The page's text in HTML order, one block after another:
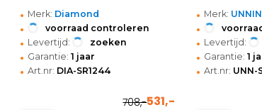
• Merk: Diamond
• voorraad controleren
• Levertijd: zoeken
• Garantie: 1 jaar
• Art.nr: DIA-SR1244
708,-531,-
• Merk:
•
• Levertijd:
• Garantie: 1
• Art.nr: UNN-